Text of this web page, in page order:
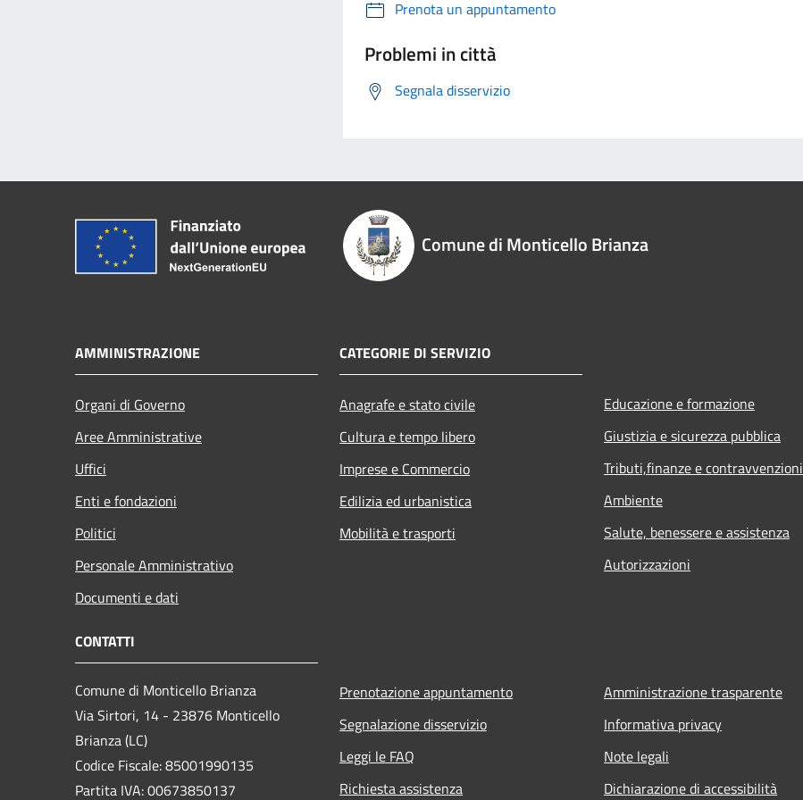
Prenota un appuntamento
Problemi in città
Segnala disservizio
Comune di Monticello Brianza
AMMINISTRAZIONE
Organi di Governo
Aree Amministrative
Uffici
Enti e fondazioni
Politici
Personale Amministrativo
Documenti e dati
CATEGORIE DI SERVIZIO
Anagrafe e stato civile
Cultura e tempo libero
Imprese e Commercio
Edilizia ed urbanistica
Mobilità e trasporti
Educazione e formazione
Giustizia e sicurezza pubblica
Tributi,finanze e contravvenzioni
Ambiente
Salute, benessere e assistenza
Autorizzazioni
CONTATTI
Comune di Monticello Brianza
Via Sirtori, 14 - 23876 Monticello
Brianza (LC)
Codice Fiscale: 85001990135
Partita IVA: 00673850137
Prenotazione appuntamento
Segnalazione disservizio
Leggi le FAQ
Richiesta assistenza
Amministrazione trasparente
Informativa privacy
Note legali
Dichiarazione di accessibilità